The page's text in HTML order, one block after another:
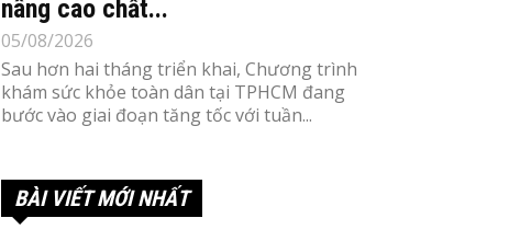
nâng cao chất...
05/08/2026
Sau hơn hai tháng triển khai, Chương trình
khám sức khỏe toàn dân tại TPHCM đang
bước vào giai đoạn tăng tốc với tuần...
BÀI VIẾT MỚI NHẤT